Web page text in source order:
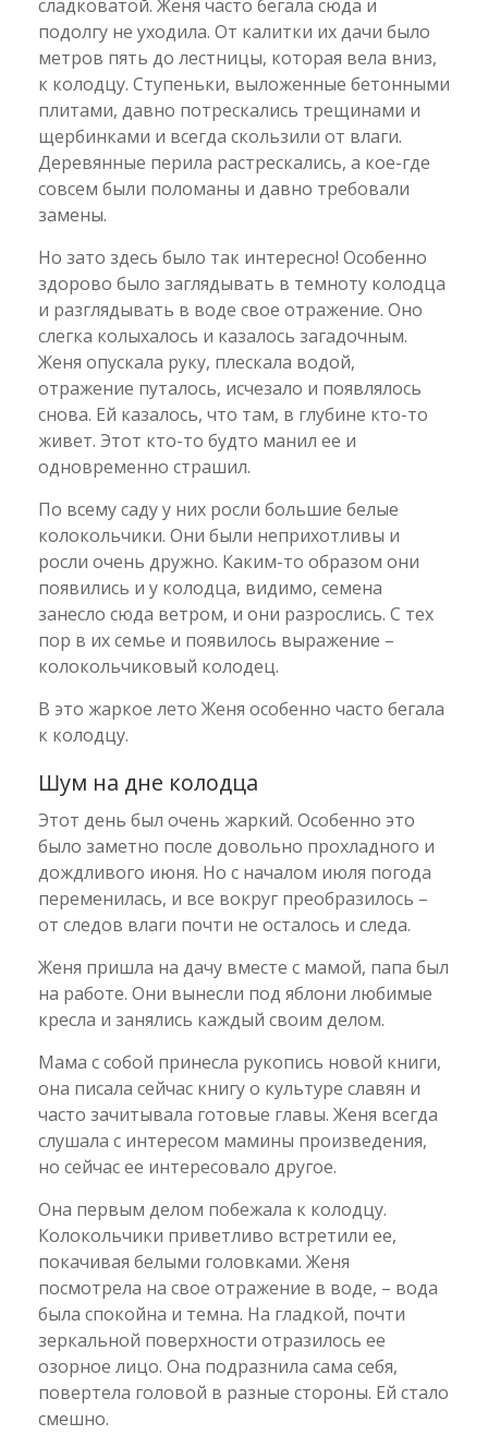
сладковатой. Женя часто бегала сюда и
подолгу не уходила. От калитки их дачи было
метров пять до лестницы, которая вела вниз,
к колодцу. Ступеньки, выложенные бетонными
плитами, давно потрескались трещинами и
щербинками и всегда скользили от влаги.
Деревянные перила растрескались, а кое-где
совсем были поломаны и давно требовали
замены.
Но зато здесь было так интересно! Особенно
здорово было заглядывать в темноту колодца
и разглядывать в воде свое отражение. Оно
слегка колыхалось и казалось загадочным.
Женя опускала руку, плескала водой,
отражение путалось, исчезало и появлялось
снова. Ей казалось, что там, в глубине кто-то
живет. Этот кто-то будто манил ее и
одновременно страшил.
По всему саду у них росли большие белые
колокольчики. Они были неприхотливы и
росли очень дружно. Каким-то образом они
появились и у колодца, видимо, семена
занесло сюда ветром, и они разрослись. С тех
пор в их семье и появилось выражение –
колокольчиковый колодец.
В это жаркое лето Женя особенно часто бегала
к колодцу.
Шум на дне колодца
Этот день был очень жаркий. Особенно это
было заметно после довольно прохладного и
дождливого июня. Но с началом июля погода
переменилась, и все вокруг преобразилось –
от следов влаги почти не осталось и следа.
Женя пришла на дачу вместе с мамой, папа был
на работе. Они вынесли под яблони любимые
кресла и занялись каждый своим делом.
Мама с собой принесла рукопись новой книги,
она писала сейчас книгу о культуре славян и
часто зачитывала готовые главы. Женя всегда
слушала с интересом мамины произведения,
но сейчас ее интересовало другое.
Она первым делом побежала к колодцу.
Колокольчики приветливо встретили ее,
покачивая белыми головками. Женя
посмотрела на свое отражение в воде, – вода
была спокойна и темна. На гладкой, почти
зеркальной поверхности отразилось ее
озорное лицо. Она подразнила сама себя,
повертела головой в разные стороны. Ей стало
смешно.